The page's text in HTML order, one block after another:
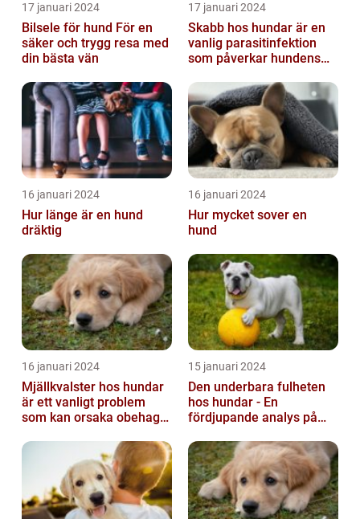
17 januari 2024
Bilsele för hund För en
säker och trygg resa med
din bästa vän
17 januari 2024
Skabb hos hundar är en
vanlig parasitinfektion
som påverkar hundens
16 januari 2024
Hur länge är en hund
dräktig
16 januari 2024
Hur mycket sover en
hund
16 januari 2024
Mjällkvalster hos hundar
är ett vanligt problem
som kan orsaka obehag
hunden...
15 januari 2024
Den underbara fulheten
hos hundar - En
fördjupande analys på